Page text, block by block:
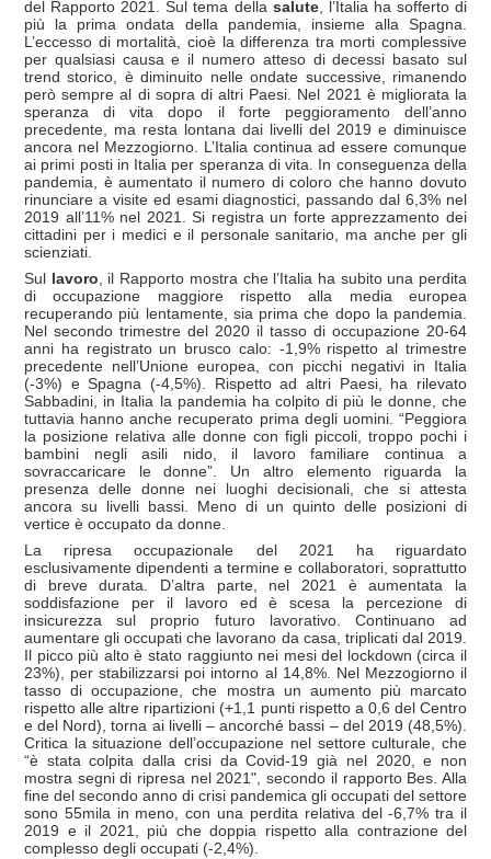
del Rapporto 2021. Sul tema della salute, l’Italia ha sofferto di
più la prima ondata della pandemia, insieme alla Spagna.
L’eccesso di mortalità, cioè la differenza tra morti complessive
per qualsiasi causa e il numero atteso di decessi basato sul
trend storico, è diminuito nelle ondate successive, rimanendo
però sempre al di sopra di altri Paesi. Nel 2021 è migliorata la
speranza di vita dopo il forte peggioramento dell’anno
precedente, ma resta lontana dai livelli del 2019 e diminuisce
ancora nel Mezzogiorno. L’Italia continua ad essere comunque
ai primi posti in Italia per speranza di vita. In conseguenza della
pandemia, è aumentato il numero di coloro che hanno dovuto
rinunciare a visite ed esami diagnostici, passando dal 6,3% nel
2019 all’11% nel 2021. Si registra un forte apprezzamento dei
cittadini per i medici e il personale sanitario, ma anche per gli
scienziati.
Sul lavoro, il Rapporto mostra che l’Italia ha subito una perdita
di occupazione maggiore rispetto alla media europea
recuperando più lentamente, sia prima che dopo la pandemia.
Nel secondo trimestre del 2020 il tasso di occupazione 20-64
anni ha registrato un brusco calo: -1,9% rispetto al trimestre
precedente nell’Unione europea, con picchi negativi in Italia
(-3%) e Spagna (-4,5%). Rispetto ad altri Paesi, ha rilevato
Sabbadini, in Italia la pandemia ha colpito di più le donne, che
tuttavia hanno anche recuperato prima degli uomini. “Peggiora
la posizione relativa alle donne con figli piccoli, troppo pochi i
bambini negli asili nido, il lavoro familiare continua a
sovraccaricare le donne”. Un altro elemento riguarda la
presenza delle donne nei luoghi decisionali, che si attesta
ancora su livelli bassi. Meno di un quinto delle posizioni di
vertice è occupato da donne.
La ripresa occupazionale del 2021 ha riguardato
esclusivamente dipendenti a termine e collaboratori, soprattutto
di breve durata. D’altra parte, nel 2021 è aumentata la
soddisfazione per il lavoro ed è scesa la percezione di
insicurezza sul proprio futuro lavorativo. Continuano ad
aumentare gli occupati che lavorano da casa, triplicati dal 2019.
Il picco più alto è stato raggiunto nei mesi del lockdown (circa il
23%), per stabilizzarsi poi intorno al 14,8%. Nel Mezzogiorno il
tasso di occupazione, che mostra un aumento più marcato
rispetto alle altre ripartizioni (+1,1 punti rispetto a 0,6 del Centro
e del Nord), torna ai livelli – ancorché bassi – del 2019 (48,5%).
Critica la situazione dell’occupazione nel settore culturale, che
“è stata colpita dalla crisi da Covid-19 già nel 2020, e non
mostra segni di ripresa nel 2021", secondo il rapporto Bes. Alla
fine del secondo anno di crisi pandemica gli occupati del settore
sono 55mila in meno, con una perdita relativa del -6,7% tra il
2019 e il 2021, più che doppia rispetto alla contrazione del
complesso degli occupati (-2,4%).